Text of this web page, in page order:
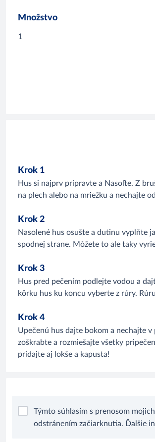
Množstvo
1
Krok 1
Hus si najprv pripravte a Nasoľte. Z
na plech alebo na mriežku a nechajte
Krok 2
Nasolené hus osušte a dutinu vyplňte
spodnej strane. Môžete to ale taky
Krok 3
Hus pred pečením podlejte vodou a
kôrku hus ku koncu vyberte z rúry.
Krok 4
Upečenú hus dajte bokom a nechajte
zoškrabte a rozmiešajte všetky
pridajte aj lokše a kapusta!
Týmto súhlasím s prenosom
odstránením začiarknutia. Ďalšie